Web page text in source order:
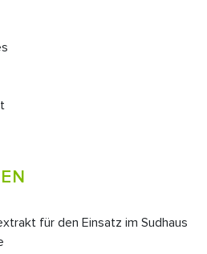
für den Einsatz im Sudhaus